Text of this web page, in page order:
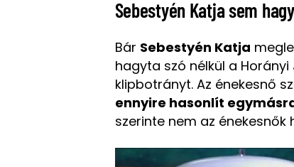
Sebestyén Katja sem
Bár Sebestyén Katja
hagyta szó nélkül a
klipbotrányt. Az énekesnő
ennyire hasonlít
szerinte nem az énekesnők